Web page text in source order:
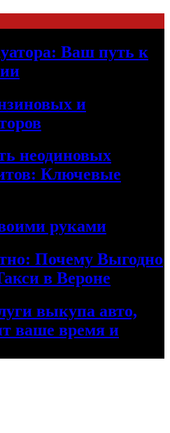
Ваш путь к
и
неодиновых
Ключевые
руками
Почему Выгодно
в Вероне
выкупа авто,
ваше время и